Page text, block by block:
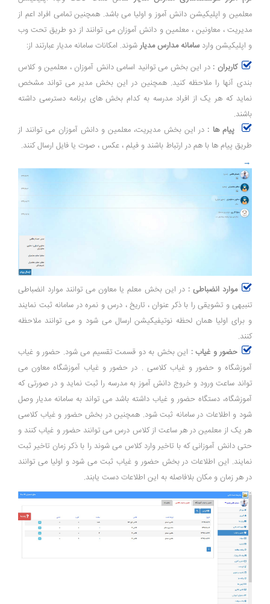
معلمین و اپلیکیشن دانش آموز و اولیا می باشد. همچنین تمامی افراد اعم از
مدیریت ، معاونین ، معلمین و دانش آموزان می توانند از دو طریق تحت وب
و اپلیکیشن وارد سامانه مدارس مدیارشوند. امکانات سامانه مدیار عبارتند از:
کاربران : در این بخش می توانید اسامی دانش آموزان ، معلمین و کلاس
بندی آنها را ملاحظه کنید. همچنین در این بخش مدیر می تواند مشخص
نماید که هر یک از افراد مدرسه به کدام بخش های برنامه دسترسی داشته
باشند.
پیام ها : در این بخش مدیریت، معلمین و دانش آموزان می توانند از
طریق پیام ها با هم در ارتباط باشند و فیلم ، عکس ، صوت یا فایل ارسال کنند.
موارد انضباطی : در این بخش معلم یا معاون می توانند موارد انضباطی
تنبیهی و تشویقی را با ذکر عنوان ، تاریخ ، درس و نمره در سامانه ثبت نمایند
و برای اولیا همان لحظه نوتیفیکیشن ارسال می شود و می توانند ملاحظه
کنند.
حضور و غیاب : این بخش به دو قسمت تقسیم می شود. حضور و غیاب
آموزشگاه و حضور و غیاب کلاسی . در حضور و غیاب آموزشگاه معاون می
تواند ساعت ورود و خروج دانش آموز به مدرسه را ثبت نماید و در صورتی که
آموزشگاه، دستگاه حضور و غیاب داشته باشد می تواند به سامانه مدیار وصل
شود و اطلاعات در سامانه ثبت شود. همچنین در بخش حضور و غیاب کلاسی
هر یک از معلمین در هر ساعت از کلاس درس می توانند حضور و غیاب کنند و
حتی دانش آموزانی که با تاخیر وارد کلاس می شوند را با ذکر زمان تاخیر ثبت
نمایند. این اطلاعات در بخش حضور و غیاب ثبت می شود و اولیا می توانند
در هر زمان و مکان بلافاصله به این اطلاعات دست یابند.